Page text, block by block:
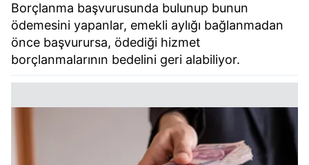
Borçlanma başvurusunda bulunup bunun
ödemesini yapanlar, emekli aylığı bağlanmadan
önce başvurursa, ödediği hizmet
borçlanmalarının bedelini geri alabiliyor.